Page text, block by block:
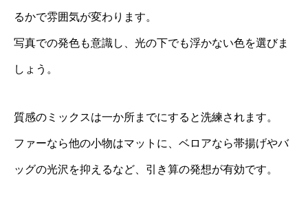
るかで雰囲気が変わります。
写真での発色も意識し、光の下でも浮かない色を選びま
しょう。
質感のミックスは一か所までにすると洗練されます。
ファーなら他の小物はマットに、ベロアなら帯揚げやバ
ッグの光沢を抑えるなど、引き算の発想が有効です。